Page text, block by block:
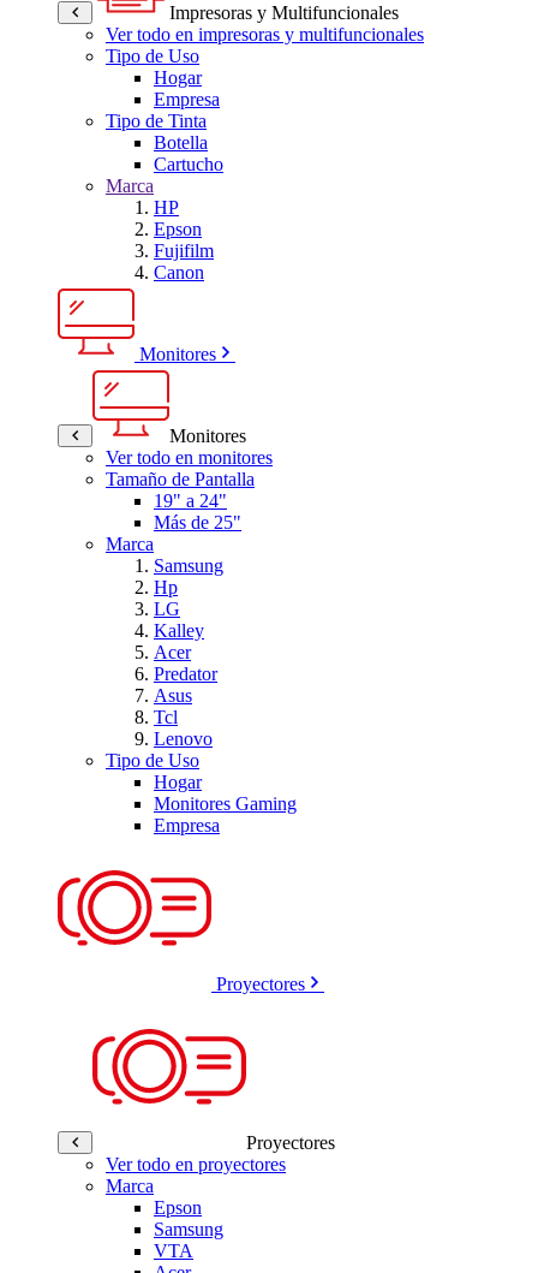
Impresoras y Multifuncionales
Ver todo en impresoras y multifuncionales
Tipo de Uso
Hogar
Empresa
Tipo de Tinta
Botella
Cartucho
Marca
HP
Epson
Fujifilm
Canon
Monitores
Monitores
Ver todo en monitores
Tamaño de Pantalla
19" a 24"
Más de 25"
Marca
Samsung
Hp
LG
Kalley
Acer
Predator
Asus
Tcl
Lenovo
Tipo de Uso
Hogar
Monitores Gaming
Empresa
Proyectores
Proyectores
Ver todo en proyectores
Marca
Epson
Samsung
VTA